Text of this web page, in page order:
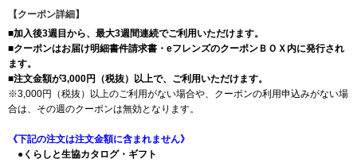
【クーポン詳細】
■加入後3週目から、最大3週間連続でご利用いただけます。
■クーポンはお届け明細書件請求書・eフレンズのクーポンＢＯＸ内に発行され
ます。
■注文金額が3,000円（税抜）以上で、ご利用いただけます。
※3,000円（税抜）以上のご利用がない場合や、クーポンの利用申込みがない場
合は、その週のクーポンは無効となります。
《下記の注文は注文金額に含まれません》
●くらしと生協カタログ・ギフト